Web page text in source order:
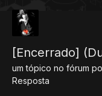
[Encerrado]
um tópico no fórum
Resposta